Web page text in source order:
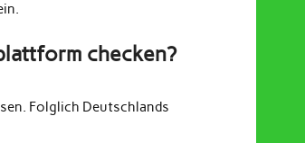
checken?
Folglich Deutschlands